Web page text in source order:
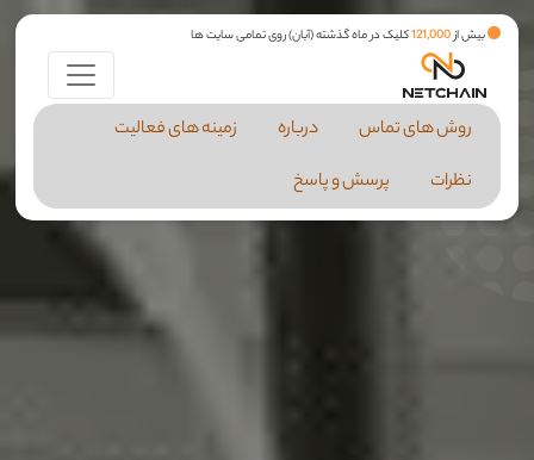
بیش از121,000کلیک در ماه گذشته (آبان) روی تمامی سایت ها
روش های تماس درباره
زمینه های فعالیت
نظرات
پرسش و پاسخ